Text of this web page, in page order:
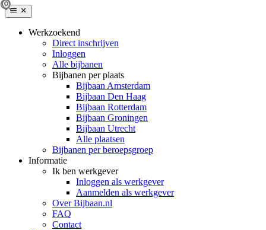
Werkzoekend
Direct inschrijven
Inloggen
Alle bijbanen
Bijbanen per plaats
Bijbaan Amsterdam
Bijbaan Den Haag
Bijbaan Rotterdam
Bijbaan Groningen
Bijbaan Utrecht
Alle plaatsen
Bijbanen per beroepsgroep
Informatie
Ik ben werkgever
Inloggen als werkgever
Aanmelden als werkgever
Over Bijbaan.nl
FAQ
Contact